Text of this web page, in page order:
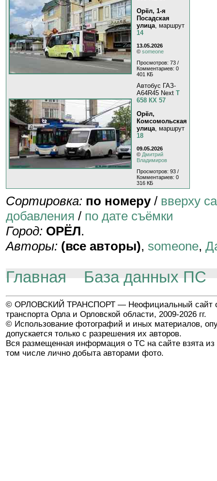
Орёл, 1-я
Посадская
улица, маршрут
14
13.05.2026
© someone
Просмотров: 73 /
Комментариев: 0
401 КБ
Автобус ГАЗ-
A64R45 Next Т
658 КХ 57
Орёл,
Комсомольская
улица, маршрут
18
09.05.2026
© Дмитрий
Владимиров
Просмотров: 93 /
Комментариев: 0
316 КБ
Сортировка: по номеру/ вверху
добавления / по дате съёмки
Город: ОРЁЛ.
Авторы: (все авторы), someone,
Главная База данных ПС
© ОРЛОВСКИЙ ТРАНСПОРТ — Неофициальный сайт
транспорта Орла и Орловской области, 2009-2026 гг.
© Использование фотографий и иных материалов,
допускается только с разрешения их авторов.
Вся размещенная информация о ТС на сайте взята из
том числе лично добыта авторами фото.